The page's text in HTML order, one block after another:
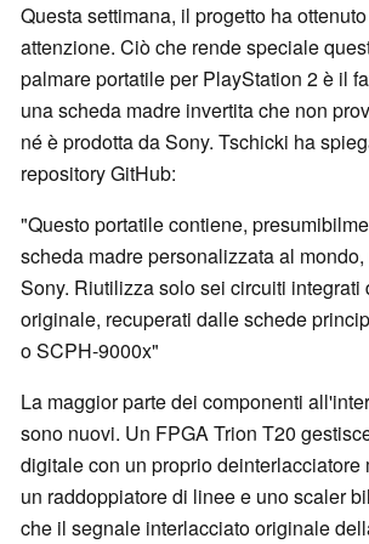
Questa settimana, il progetto ha
attenzione. Ciò che rende speciale
palmare portatile per PlayStation 2 è il
una scheda madre invertita che non
né è prodotta da Sony. Tschicki ha
repository GitHub:
"Questo portatile contiene,
scheda madre personalizzata al
Sony. Riutilizza solo sei circuiti integrati
originale, recuperati dalle schede
o SCPH-9000x"
La maggior parte dei componenti
sono nuovi. Un FPGA Trion T20
digitale con un proprio deinterlacciatore
un raddoppiatore di linee e uno scaler
che il segnale interlacciato originale